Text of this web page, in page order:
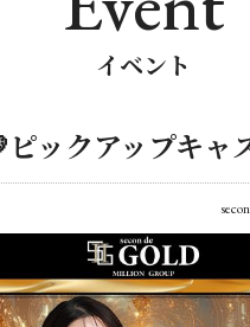
イベント
ピックアップキャ